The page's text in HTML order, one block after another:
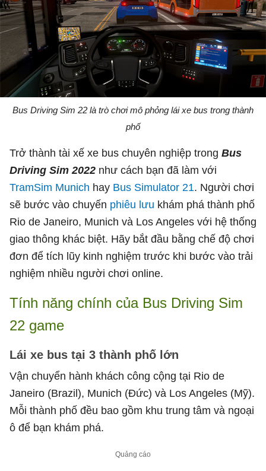
Bus Driving Sim 22 là trò chơi mô phỏng lái xe bus trong thành
phố
Trở thành tài xế xe bus chuyên nghiệp trong Bus
Driving Sim 2022 như cách bạn đã làm với
TramSim Munich hay Bus Simulator 21. Người chơi
sẽ bước vào chuyến phiêu lưu khám phá thành phố
Rio de Janeiro, Munich và Los Angeles với hệ thống
giao thông khác biệt. Hãy bắt đầu bằng chế độ chơi
đơn để tích lũy kinh nghiệm trước khi bước vào trải
nghiệm nhiều người chơi online.
Tính năng chính của Bus Driving Sim
22 game
Lái xe bus tại 3 thành phố lớn
Vận chuyển hành khách công cộng tại Rio de
Janeiro (Brazil), Munich (Đức) và Los Angeles (Mỹ).
Mỗi thành phố đều bao gồm khu trung tâm và ngoại
ô để bạn khám phá.